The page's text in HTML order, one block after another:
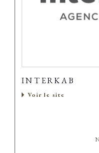
INTERKAB
Voir le site